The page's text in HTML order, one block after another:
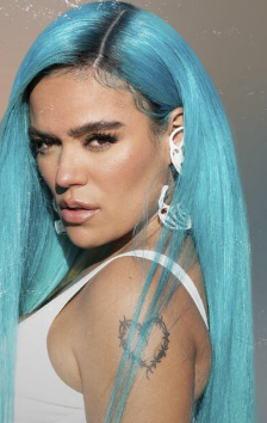
el nuevo
de Hendrix y